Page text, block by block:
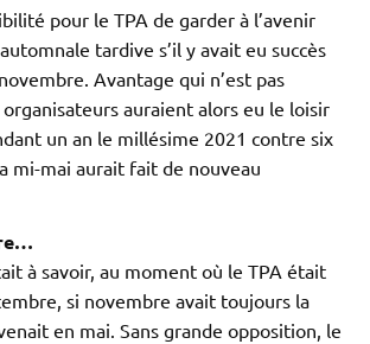
pour le TPA de garder à l’avenir
tardive s’il y avait eu succès
Avantage qui n’est pas
auraient alors eu le loisir
un an le millésime 2021 contre six
mi-mai aurait fait de nouveau
à savoir, au moment où le TPA était
si novembre avait toujours la
en mai. Sans grande opposition, le